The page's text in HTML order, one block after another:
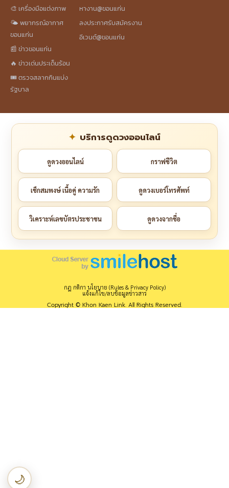
🎨 เครื่องมือแต่งภาพ
🌤️ พยากรณ์อากาศ
ขอนแก่น
📰 ข่าวขอนแก่น
🔥 ข่าวเด่นประเด็นร้อน
🎟️ ตรวจสลากกินแบ่ง
รัฐบาล
หางาน@ขอนแก่น
ลงประกาศรับสมัครงาน
อีเวนต์@ขอนแก่น
บริการดูดวงออนไลน์
ดูดวงออนไลน์ กราฟชีวิต
เช็กสมพงษ์ เนื้อคู่ ความรัก ดูดวงเบอร์โทรศัพท์
วิเคราะห์เลขบัตรประชาชน ดูดวงจากชื่อ
กฎ กติกา นโยบาย (Rules & Privacy Policy)
แจ้งแก้ไข/ลบข้อมูลข่าวสาร
Copyright © Khon Kaen Link. All Rights Reserved.
🌙เปลี่ยนเป็นโหมดกลางคืน